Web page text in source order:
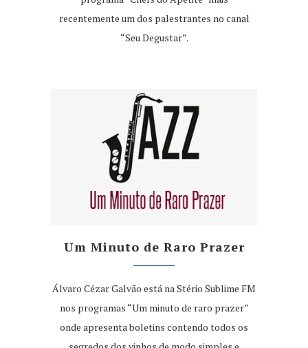
recentemente um dos palestrantes no canal
“Seu Degustar”.
Um Minuto de Raro Prazer
Álvaro Cézar Galvão está na Stério Sublime FM
nos programas “Um minuto de raro prazer”
onde apresenta boletins contendo todos os